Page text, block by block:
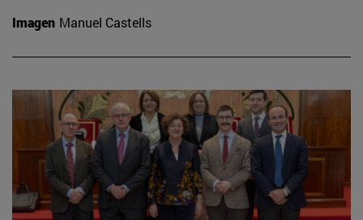
Imagen Manuel Castells